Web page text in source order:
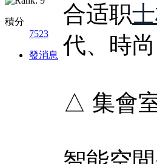
積分
7523
發消息
合适职
代、時
△ 集會